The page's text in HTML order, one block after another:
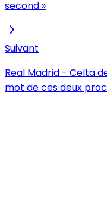
second »
Suivant
Real Madrid - Celta
mot de ces deux